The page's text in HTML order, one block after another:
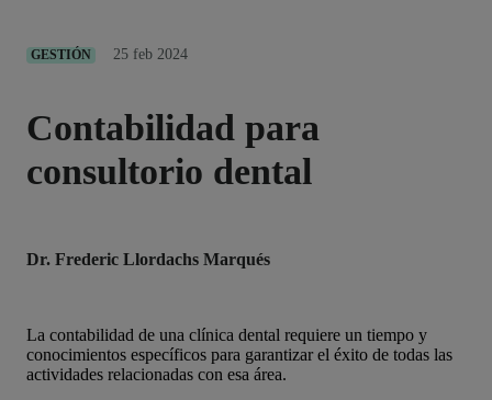
GESTIÓN 25 feb 2024
Contabilidad para
consultorio dental
Dr. Frederic Llordachs Marqués
La contabilidad de una clínica dental requiere un tiempo y
conocimientos específicos para garantizar el éxito de todas las
actividades relacionadas con esa área.